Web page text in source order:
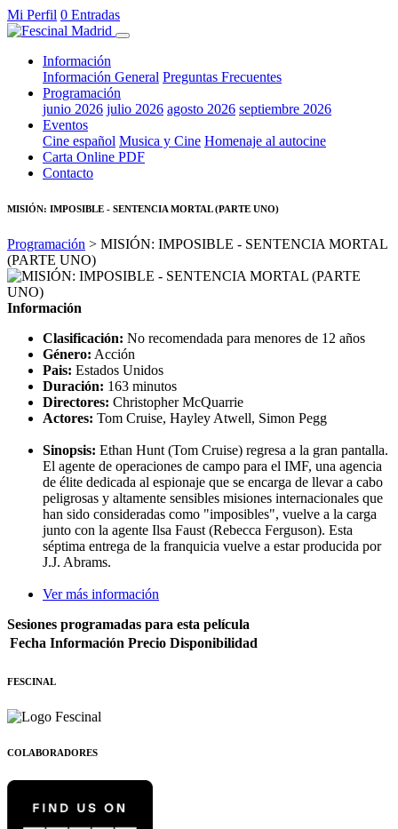
Mi Perfil 0 Entradas
Información
Información General Preguntas Frecuentes
Programación
junio 2026 julio 2026 agosto 2026 septiembre 2026
Eventos
Cine español Musica y Cine Homenaje al autocine
Carta Online PDF
Contacto
MISIÓN: IMPOSIBLE - SENTENCIA MORTAL (PARTE UNO)
Programación > MISIÓN: IMPOSIBLE - SENTENCIA MORTAL
(PARTE UNO)
Información
Clasificación: No recomendada para menores de 12 años
Género: Acción
Pais: Estados Unidos
Duración: 163 minutos
Directores: Christopher McQuarrie
Actores: Tom Cruise, Hayley Atwell, Simon Pegg
Sinopsis: Ethan Hunt (Tom Cruise) regresa a la gran pantalla.
El agente de operaciones de campo para el IMF, una agencia
de élite dedicada al espionaje que se encarga de llevar a cabo
peligrosas y altamente sensibles misiones internacionales que
han sido consideradas como "imposibles", vuelve a la carga
junto con la agente Ilsa Faust (Rebecca Ferguson). Esta
séptima entrega de la franquicia vuelve a estar producida por
J.J. Abrams.
Ver más información
Sesiones programadas para esta película
Fecha Información Precio Disponibilidad
FESCINAL
COLABORADORES